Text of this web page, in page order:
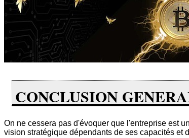
CONCLUSION
On ne cessera pas d'évoquer que l'entreprise est
vision stratégique dépendants de ses capacités et